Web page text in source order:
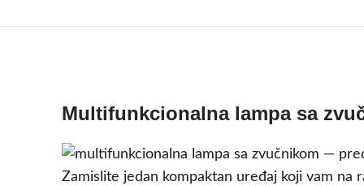
Multifunkcionalna lampa sa
Zamislite jedan kompaktan uređaj koji vam